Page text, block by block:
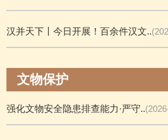
汉并天下丨今日开展！百余件汉文..
文物保护
强化文物安全隐患排查能力·严守..